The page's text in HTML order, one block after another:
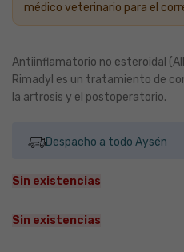
médico veterinario para el
Antiinflamatorio no esteroidal
Rimadyl es un tratamiento de
la artrosis y el postoperatorio.
Despacho a todo Aysén
Sin existencias
Sin existencias